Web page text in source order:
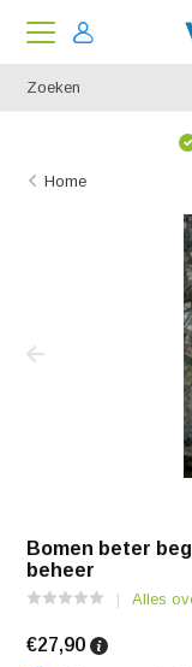
Home
Bomen beter
beheer
Alles
€27,90